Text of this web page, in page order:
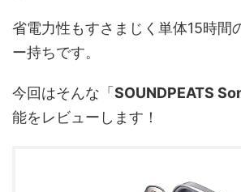
省電力性もすさまじく単体15時間
ー持ちです。
今回はそんな「 SOUNDPEATS
能をレビューします！